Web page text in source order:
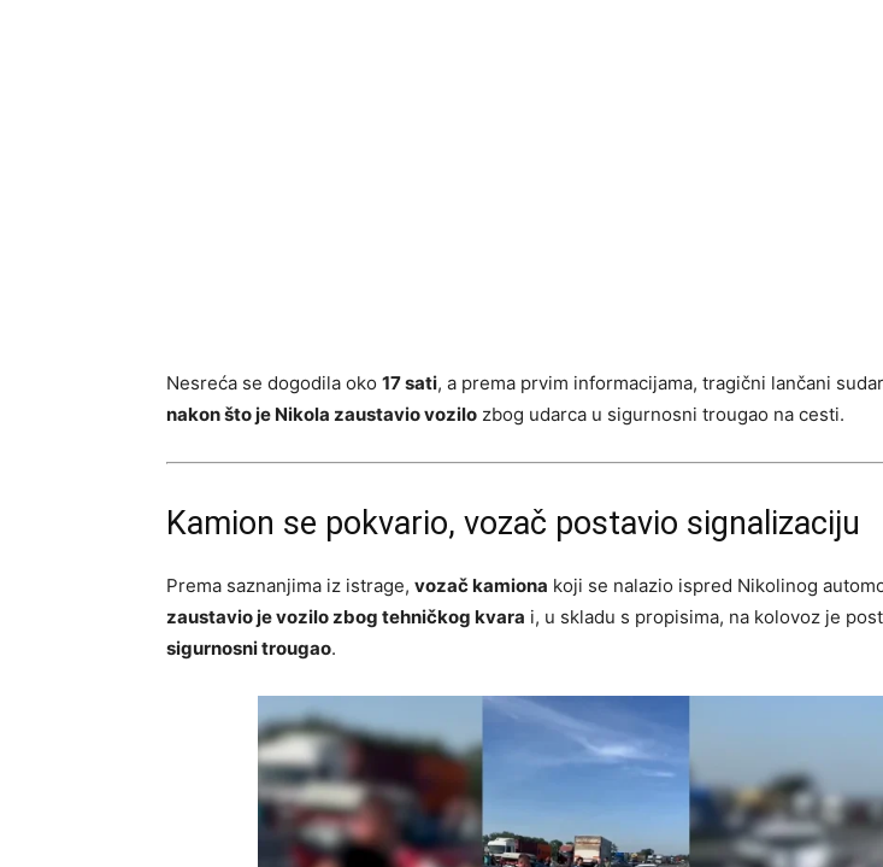
Nesreća se dogodila oko 17 sati, a prema prvim informacijama, tragični lančani
nakon što je Nikola zaustavio vozilo zbog udarca u sigurnosni trougao na cesti.
Kamion se pokvario, vozač postavio signalizaciju
Prema saznanjima iz istrage, vozač kamiona koji se nalazio ispred Nikolinog
zaustavio je vozilo zbog tehničkog kvara i, u skladu s propisima, na kolovoz je
sigurnosni trougao.